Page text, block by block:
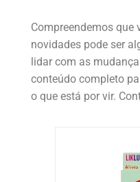
Compreendemos que
novidades pode ser
lidar com as
conteúdo completo
o que está por vir.